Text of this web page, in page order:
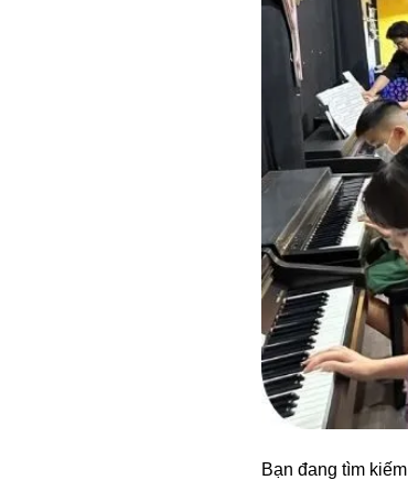
Bạn đang tìm kiếm